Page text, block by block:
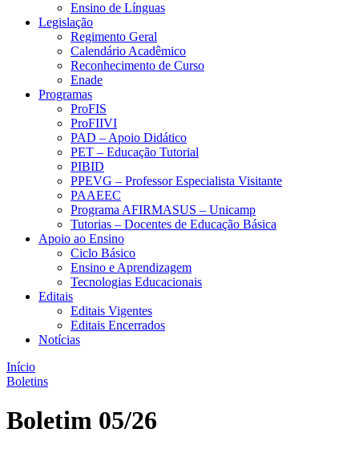
Ensino de Línguas
Legislação
Regimento Geral
Calendário Acadêmico
Reconhecimento de Curso
Enade
Programas
ProFIS
ProFIIVI
PAD – Apoio Didático
PET – Educação Tutorial
PIBID
PPEVG – Professor Especialista Visitante
PAAEEC
Programa AFIRMASUS – Unicamp
Tutorias – Docentes de Educação Básica
Apoio ao Ensino
Ciclo Básico
Ensino e Aprendizagem
Tecnologias Educacionais
Editais
Editais Vigentes
Editais Encerrados
Notícias
Início
Boletins
Boletim 05/26